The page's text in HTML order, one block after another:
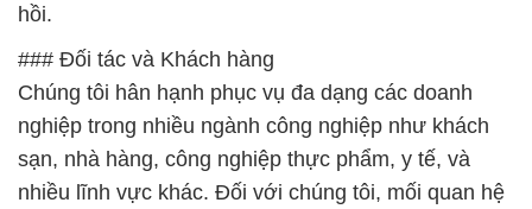
hồi.
### Đối tác và Khách hàng
Chúng tôi hân hạnh phục vụ đa dạng các doanh
nghiệp trong nhiều ngành công nghiệp như khách
sạn, nhà hàng, công nghiệp thực phẩm, y tế, và
nhiều lĩnh vực khác. Đối với chúng tôi, mối quan hệ